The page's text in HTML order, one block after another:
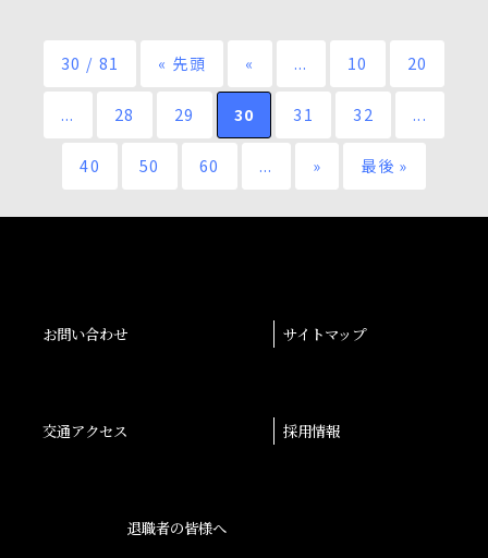
30 / 81 « 先頭 « ... 10 20
... 28 29 30 31 32 ...
40 50 60 ... » 最後 »
お問い合わせ サイトマップ
交通アクセス 採用情報
退職者の皆様へ